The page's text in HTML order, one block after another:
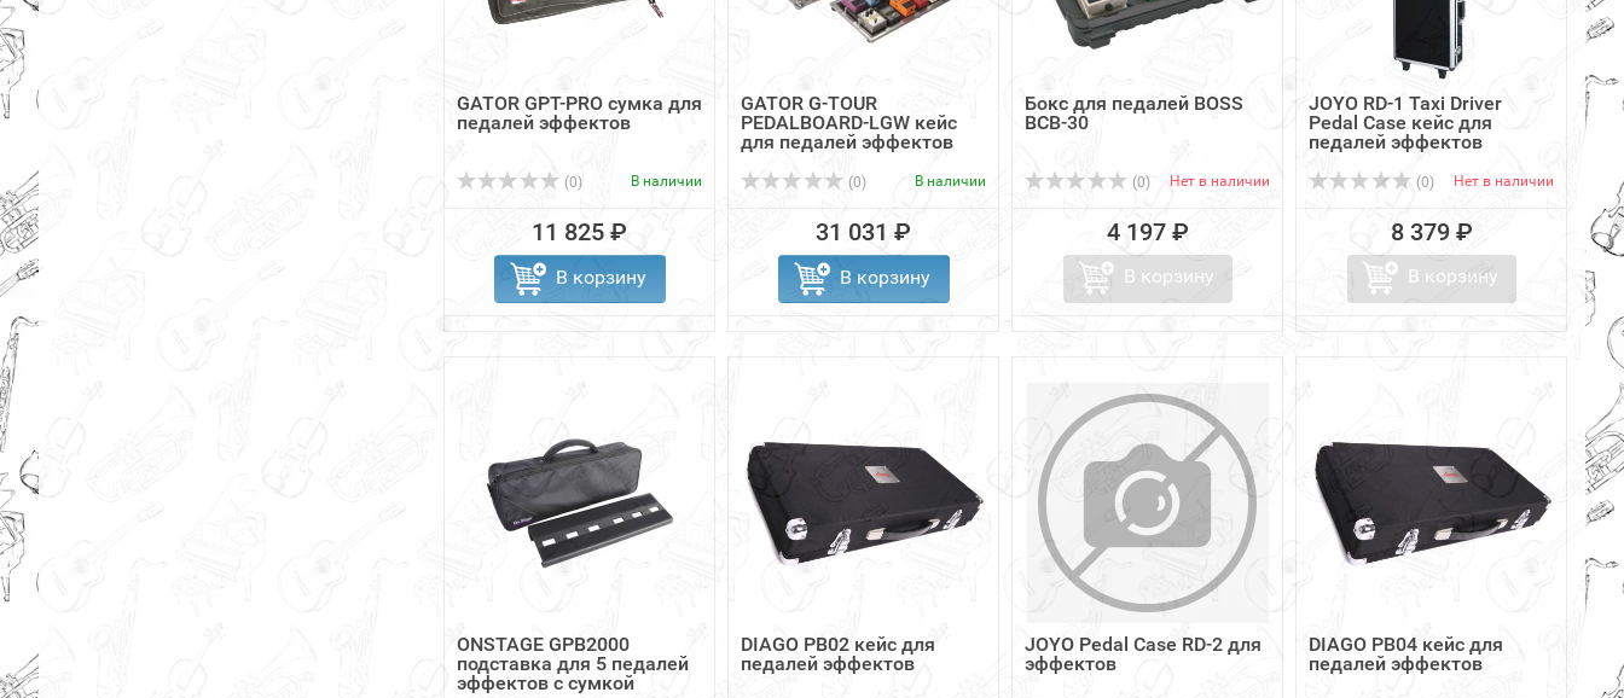
GATOR GPT-PRO сумка для
педалей эффектов
(0) В наличии
11 825 ₽
В корзину
GATOR G-TOUR
PEDALBOARD-LGW кейс
для педалей эффектов
(0) В наличии
31 031 ₽
В корзину
Бокс для педалей BOSS
BCB-30
(0) Нет в наличии
4 197 ₽
В корзину
JOYO RD-1 Taxi Driver
Pedal Case кейс для
педалей эффектов
(0) Нет в наличии
8 379 ₽
В корзину
ONSTAGE GPB2000
подставка для 5 педалей
эффектов с сумкой
DIAGO PB02 кейс для
педалей эффектов
JOYO Pedal Case RD-2 для
эффектов
DIAGO PB04 кейс для
педалей эффектов